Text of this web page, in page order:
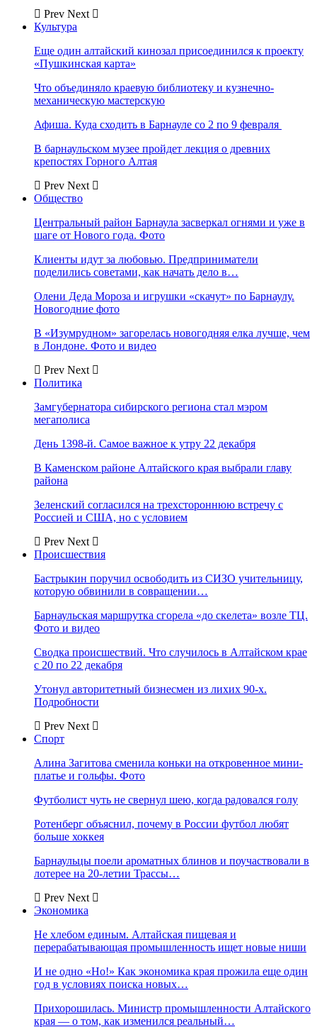
Prev Next
Культура
Еще один алтайский кинозал присоединился к проекту
«Пушкинская карта»
Что объединяло краевую библиотеку и кузнечно-
механическую мастерскую
Афиша. Куда сходить в Барнауле со 2 по 9 февраля
В барнаульском музее пройдет лекция о древних
крепостях Горного Алтая
Prev Next
Общество
Центральный район Барнаула засверкал огнями и уже в
шаге от Нового года. Фото
Клиенты идут за любовью. Предприниматели
поделились советами, как начать дело в…
Олени Деда Мороза и игрушки «скачут» по Барнаулу.
Новогодние фото
В «Изумрудном» загорелась новогодняя елка лучше, чем
в Лондоне. Фото и видео
Prev Next
Политика
Замгубернатора сибирского региона стал мэром
мегаполиса
День 1398-й. Самое важное к утру 22 декабря
В Каменском районе Алтайского края выбрали главу
района
Зеленский согласился на трехстороннюю встречу с
Россией и США, но с условием
Prev Next
Происшествия
Бастрыкин поручил освободить из СИЗО учительницу,
которую обвинили в совращении…
Барнаульская маршрутка сгорела «до скелета» возле ТЦ.
Фото и видео
Сводка происшествий. Что случилось в Алтайском крае
с 20 по 22 декабря
Утонул авторитетный бизнесмен из лихих 90-х.
Подробности
Prev Next
Спорт
Алина Загитова сменила коньки на откровенное мини-
платье и гольфы. Фото
Футболист чуть не свернул шею, когда радовался голу
Ротенберг объяснил, почему в России футбол любят
больше хоккея
Барнаульцы поели ароматных блинов и поучаствовали в
лотерее на 20-летии Трассы…
Prev Next
Экономика
Не хлебом единым. Алтайская пищевая и
перерабатывающая промышленность ищет новые ниши
И не одно «Но!» Как экономика края прожила еще один
год в условиях поиска новых…
Прихорошилась. Министр промышленности Алтайского
края — о том, как изменился реальный…